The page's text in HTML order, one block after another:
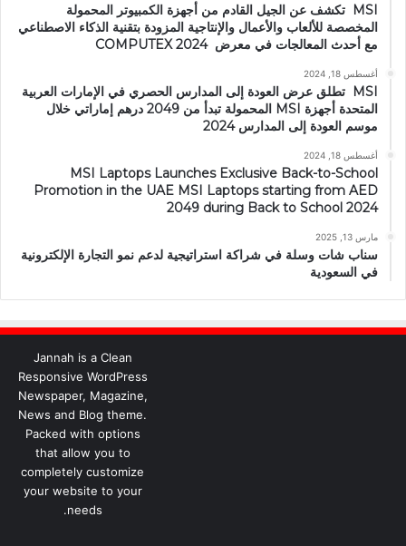
MSI تكشف عن الجيل القادم من أجهزة الكمبيوتر المحمولة
المخصصة للألعاب والأعمال والإنتاجية المزودة بتقنية الذكاء الاصطناعي
مع أحدث المعالجات في معرض COMPUTEX 2024
أغسطس 18, 2024
MSI تطلق عرض العودة إلى المدارس الحصري في الإمارات العربية
المتحدة أجهزة MSI المحمولة تبدأ من 2049 درهم إماراتي خلال
موسم العودة إلى المدارس 2024
أغسطس 18, 2024
MSI Laptops Launches Exclusive Back-to-School
Promotion in the UAE MSI Laptops starting from AED
2049 during Back to School 2024
مارس 13, 2025
سناب شات وسلة في شراكة استراتيجية لدعم نمو التجارة الإلكترونية
في السعودية
Jannah is a Clean
Responsive WordPress
Newspaper, Magazine,
News and Blog theme.
Packed with options
that allow you to
completely customize
your website to your
needs.